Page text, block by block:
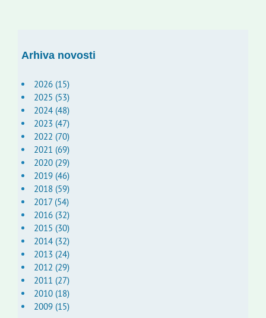
Arhiva novosti
2026 (15)
2025 (53)
2024 (48)
2023 (47)
2022 (70)
2021 (69)
2020 (29)
2019 (46)
2018 (59)
2017 (54)
2016 (32)
2015 (30)
2014 (32)
2013 (24)
2012 (29)
2011 (27)
2010 (18)
2009 (15)